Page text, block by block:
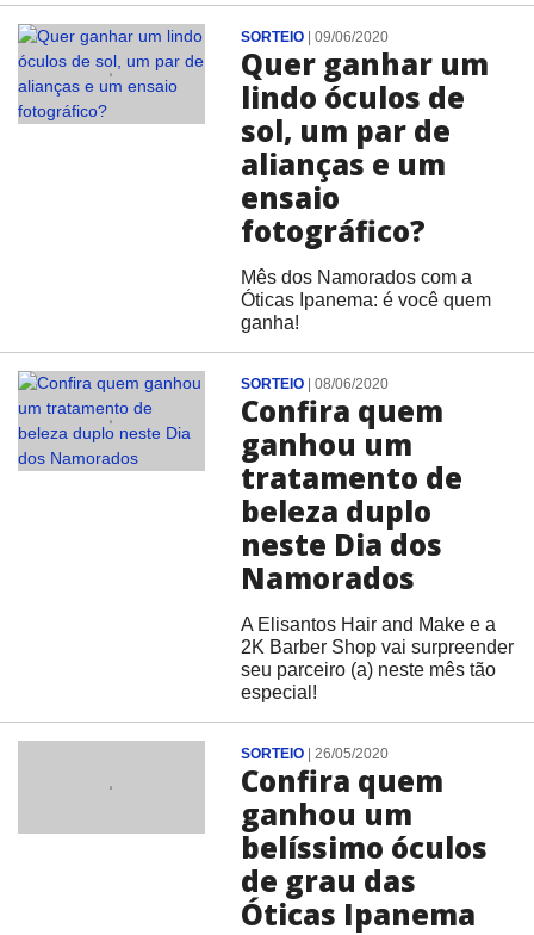
SORTEIO| 09/06/2020
Quer ganhar um
lindo óculos de
sol, um par de
alianças e um
ensaio
fotográfico?
Mês dos Namorados com a
Óticas Ipanema: é você quem
ganha!
SORTEIO| 08/06/2020
Confira quem
ganhou um
tratamento de
beleza duplo
neste Dia dos
Namorados
A Elisantos Hair and Make e a
2K Barber Shop vai surpreender
seu parceiro (a) neste mês tão
especial!
SORTEIO| 26/05/2020
Confira quem
ganhou um
belíssimo óculos
de grau das
Óticas Ipanema